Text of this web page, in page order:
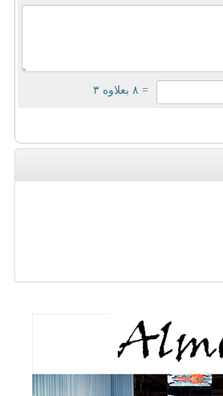
= ۸ بعلاوه ۳